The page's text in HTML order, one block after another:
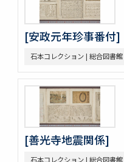
[安政元年珍事番付]
石本コレクション | 総合図書館
[善光寺地震関係]
石本コレクション | 総合図書館